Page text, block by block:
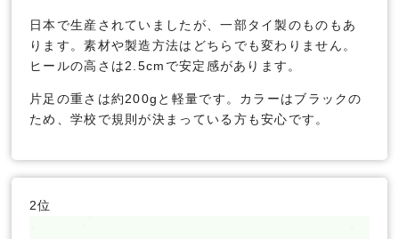
日本で生産されていましたが、一部タイ製のものもあ
ります。素材や製造方法はどちらでも変わりません。
ヒールの高さは2.5cmで安定感があります。
片足の重さは約200gと軽量です。カラーはブラックの
ため、学校で規則が決まっている方も安心です。
2位